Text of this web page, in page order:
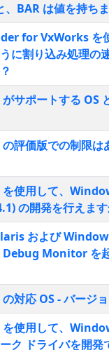
、BAR は値を持ちま
for VxWorks を
に割り込み処理の
サポートする OS
評価版での制限は
使用して、
の開発を行えま
および
Debug Monitor を
対応 OS - バージ
使用して、
ク ドライバを開発